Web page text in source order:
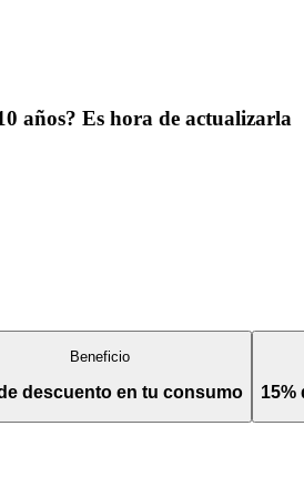
años? Es hora de actualizarla
Beneficio
descuento en tu consumo 15%